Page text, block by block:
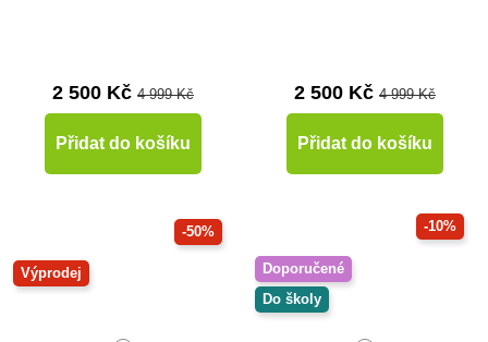
2 500 Kč 4 999 Kč
Přidat do košíku
2 500 Kč 4 999 Kč
Přidat do košíku
-50%
Výprodej
-10%
Doporučené
Do školy